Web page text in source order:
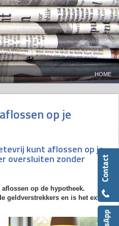
HOME
op je
kunt aflossen op je
oversluiten zonder
op de hypotheek.
geldverstrekkers en is het extra